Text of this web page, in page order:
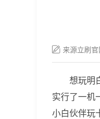
来源立
想玩明
实行了一机
小白伙伴玩